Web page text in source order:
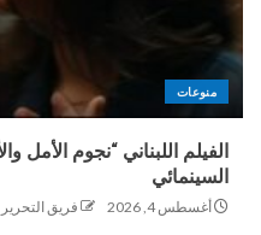
منوعات
الفيلم اللبناني “نجوم الأمل
السينمائي
أغسطس 4, 2026 فريق التحرير